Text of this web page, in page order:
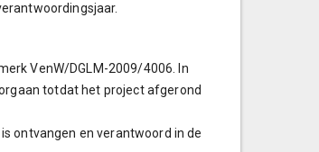
VenW/DGLM-2009/4006. In
totdat het project afgerond
ontvangen en verantwoord in de